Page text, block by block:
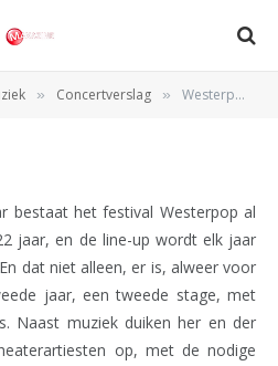
» Concertverslag » Westerpop Festival (Delft, 27-08-2011)
(Delft, 27-
bestaat het festival Westerpop al
jaar, en de line-up wordt elk jaar
dat niet alleen, er is, alweer voor
jaar, een tweede stage, met
Naast muziek duiken her en der
op, met de nodige